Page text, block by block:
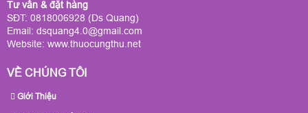
Tư vấn & đặt hàng
SĐT: 0818006928 (Ds Quang)
Email: dsquang4.0@gmail.com
Website: www.thuocungthu.net
VỀ CHÚNG TÔI
Giới Thiệu